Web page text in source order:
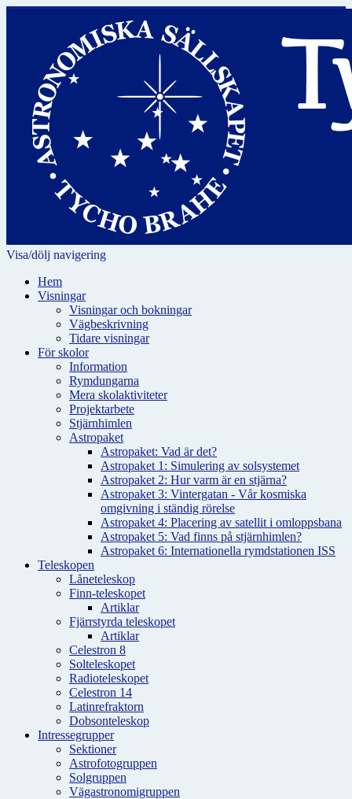
Visa/dölj navigering
Hem
Visningar
Visningar och bokningar
Vägbeskrivning
Tidare visningar
För skolor
Information
Rymdungarna
Mera skolaktiviteter
Projektarbete
Stjärnhimlen
Astropaket
Astropaket: Vad är det?
Astropaket 1: Simulering av solsystemet
Astropaket 2: Hur varm är en stjärna?
Astropaket 3: Vintergatan - Vår kosmiska
omgivning i ständig rörelse
Astropaket 4: Placering av satellit i omloppsbana
Astropaket 5: Vad finns på stjärnhimlen?
Astropaket 6: Internationella rymdstationen ISS
Teleskopen
Låneteleskop
Finn-teleskopet
Artiklar
Fjärrstyrda teleskopet
Artiklar
Celestron 8
Solteleskopet
Radioteleskopet
Celestron 14
Latinrefraktorn
Dobsonteleskop
Intressegrupper
Sektioner
Astrofotogruppen
Solgruppen
Vägastronomigruppen